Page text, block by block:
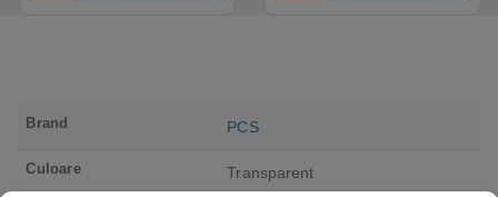
Brand PCS
Culoare Transparent